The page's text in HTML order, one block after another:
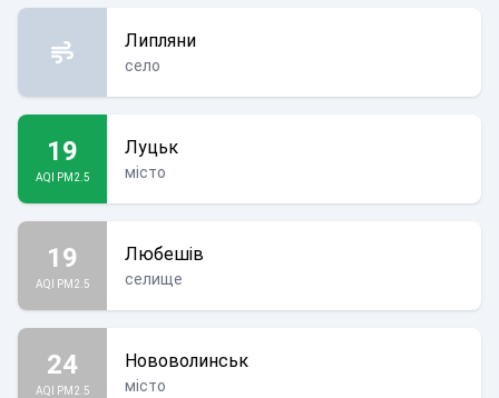
Липляни
село
19
AQI PM2.5
Луцьк
місто
19
AQI PM2.5
Любешів
селище
24
AQI PM2.5
Нововолинськ
місто